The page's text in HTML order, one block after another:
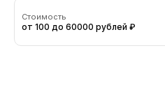
Стоимость
от 100 до 60000 рублей ₽